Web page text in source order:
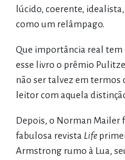
lúcido, coerente,
como um relâmpago.
Que importância real tem
esse livro o prêmio
não ser talvez em termos
leitor com aquela
Depois, o Norman Mailer
fabulosa revista Life
Armstrong rumo à Lua,